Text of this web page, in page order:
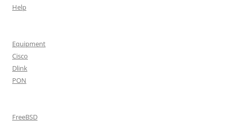
Help
Equipment
Cisco
Dlink
PON
FreeBSD